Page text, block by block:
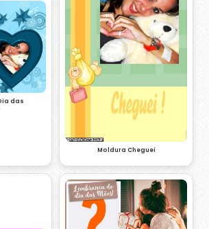
das
Moldura Cheguei